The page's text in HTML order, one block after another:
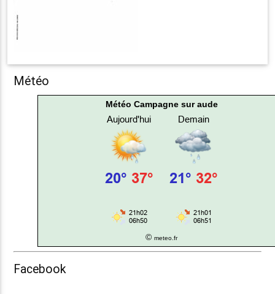
Météo
Météo Campagne sur aude
© meteo.fr
Facebook